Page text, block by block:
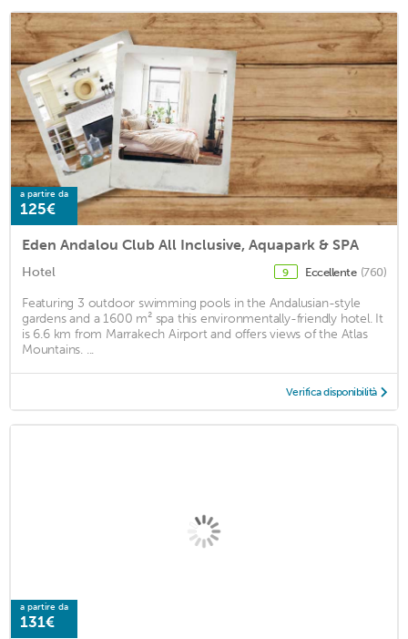
a partire da
125€
Eden Andalou Club All Inclusive, Aquapark & SPA
Hotel 9 Eccellente (760)
Featuring 3 outdoor swimming pools in the Andalusian-style
gardens and a 1600 m² spa this environmentally-friendly hotel. It
is 6.6 km from Marrakech Airport and offers views of the Atlas
Mountains. ...
Verifica disponibilità
a partire da
131€